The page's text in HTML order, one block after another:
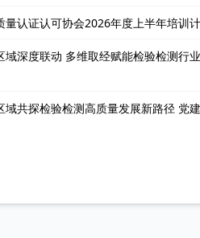
量认证认可协会2026年度上半年培训
域深度联动 多维取经赋能检验检测行
域共探检验检测高质量发展新路径 党